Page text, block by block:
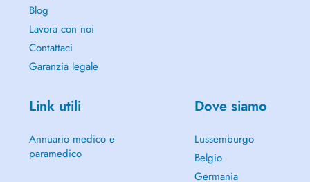
Blog
Lavora con noi
Contattaci
Garanzia legale
Link utili
Annuario medico e
paramedico
Dove siamo
Lussemburgo
Belgio
Germania